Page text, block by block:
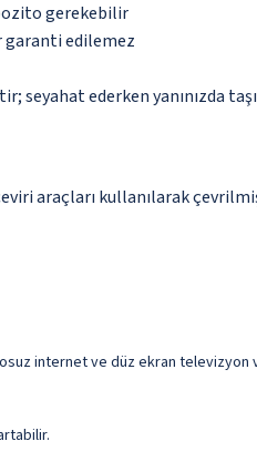
gerekebilir
garanti edilemez
seyahat ederken yanınızda
araçları kullanılarak
internet ve düz ekran televizyon